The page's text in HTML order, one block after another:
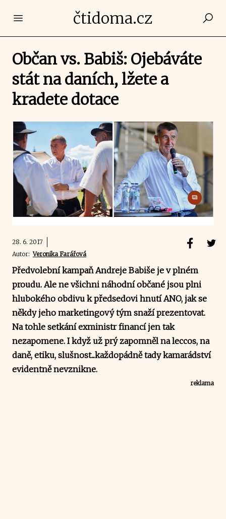
Open main menučtidoma.cz
Občan vs. Babiš: Ojebáváte
stát na daních, lžete a
kradete dotace
28. 6. 2017
Autor:Veronika Farářová
Předvolební kampaň Andreje Babiše je v plném
proudu. Ale ne všichni náhodní občané jsou plni
hlubokého obdivu k předsedovi hnutí ANO, jak se
někdy jeho marketingový tým snaží prezentovat.
Na tohle setkání exministr financí jen tak
nezapomene. I když už prý zapomněl na leccos, na
daně, etiku, slušnost...každopádně tady kamarádství
evidentně nevznikne.
reklama